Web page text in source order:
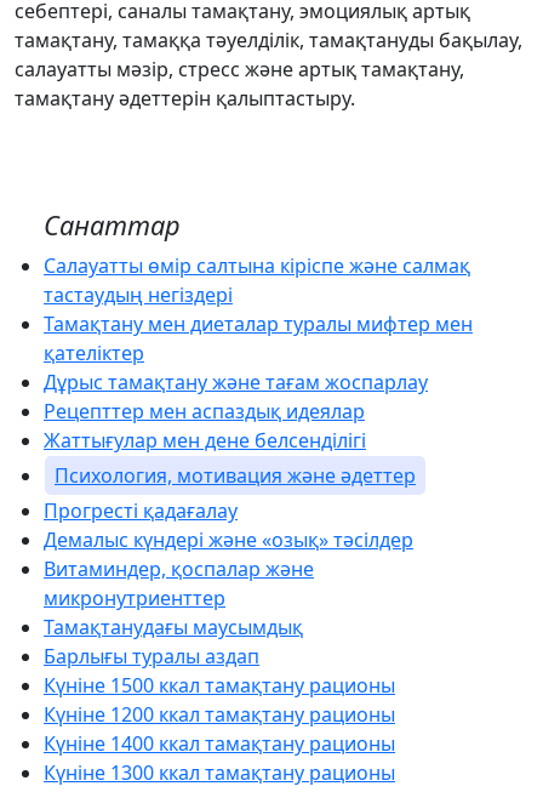
себептері, саналы тамақтану, эмоциялық артық
тамақтану, тамаққа тәуелділік, тамақтануды бақылау,
салауатты мәзір, стресс және артық тамақтану,
тамақтану әдеттерін қалыптастыру.
Санаттар
Салауатты өмір салтына кіріспе және салмақ
тастаудың негіздері
Тамақтану мен диеталар туралы мифтер мен
қателіктер
Дұрыс тамақтану және тағам жоспарлау
Рецепттер мен аспаздық идеялар
Жаттығулар мен дене белсенділігі
Психология, мотивация және әдеттер
Прогресті қадағалау
Демалыс күндері және «озық» тәсілдер
Витаминдер, қоспалар және
микронутриенттер
Тамақтанудағы маусымдық
Барлығы туралы аздап
Күніне 1500 ккал тамақтану рационы
Күніне 1200 ккал тамақтану рационы
Күніне 1400 ккал тамақтану рационы
Күніне 1300 ккал тамақтану рационы